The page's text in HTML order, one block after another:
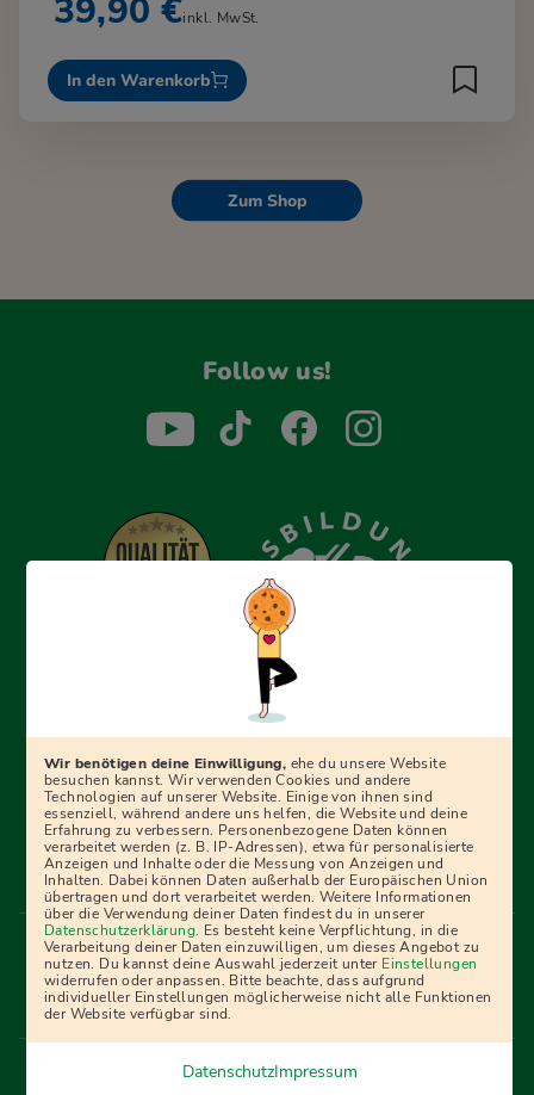
39,90 €inkl. MwSt.
In den Warenkorb
Zum Shop
Follow us!
Erfolgreich bewerben mit Ausbildungspark: Wir
begleiten dich Schritt für Schritt bei deinem Start in den
Ratgebern und Prüfungspaketen, interaktiven
Videokursen und vielem mehr. Für alle, die was werden
wollen!
Menü Fußleiste
Impressum Bildquellen Presse
Mediadaten
Partner
AGB Datenschutz
Widerrufsbelehrung
Bestellung
Affiliate Partner Cookies
Wir benötigen deine Einwilligung, ehe du unsere Website
besuchen kannst. Wir verwenden Cookies und andere
Technologien auf unserer Website. Einige von ihnen sind
essenziell, während andere uns helfen, die Website und deine
Erfahrung zu verbessern. Personenbezogene Daten können
verarbeitet werden (z. B. IP-Adressen), etwa für personalisierte
Anzeigen und Inhalte oder die Messung von Anzeigen und
Inhalten. Dabei können Daten außerhalb der Europäischen Union
übertragen und dort verarbeitet werden. Weitere Informationen
über die Verwendung deiner Daten findest du in unserer
Datenschutzerklärung. Es besteht keine Verpflichtung, in die
Verarbeitung deiner Daten einzuwilligen, um dieses Angebot zu
nutzen. Du kannst deine Auswahl jederzeit unter Einstellungen
widerrufen oder anpassen. Bitte beachte, dass aufgrund
individueller Einstellungen möglicherweise nicht alle Funktionen
der Website verfügbar sind.
DatenschutzImpressum